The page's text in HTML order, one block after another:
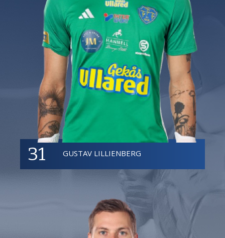
31 GUSTAV LILLIENBERG